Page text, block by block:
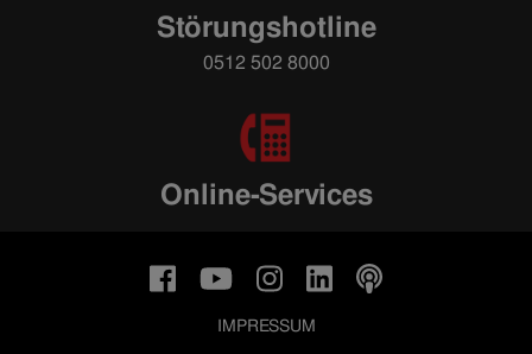
Störungshotline
0512 502 8000
Online-Services
IMPRESSUM